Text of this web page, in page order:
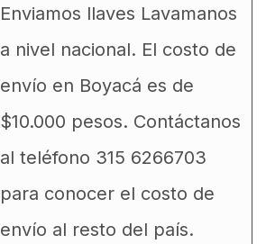
Enviamos llaves Lavamanos
a nivel nacional. El costo de
envío en Boyacá es de
$10.000 pesos. Contáctanos
al teléfono 315 6266703
para conocer el costo de
envío al resto del país.